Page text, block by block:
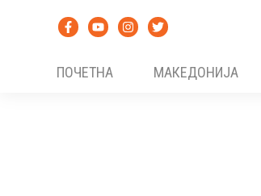
ПОЧЕТНА
МАКЕДОНИЈА